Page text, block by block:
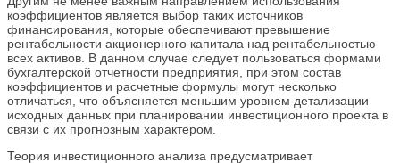
коэффициентов является выбор таких источников
финансирования, которые обеспечивают превышение
рентабельности акционерного капитала над рентабельностью
всех активов. В данном случае следует пользоваться формами
бухгалтерской отчетности предприятия, при этом состав
коэффициентов и расчетные формулы могут несколько
отличаться, что объясняется меньшим уровнем детализации
исходных данных при планировании инвестиционного проекта в
связи с их прогнозным характером.
Теория инвестиционного анализа предусматривает